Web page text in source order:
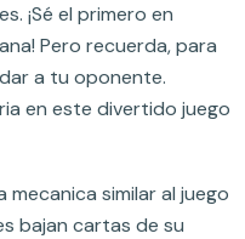
¡Sé el primero en
Pero recuerda, para
a tu oponente.
en este divertido juego
mecanica similar al juego
bajan cartas de su